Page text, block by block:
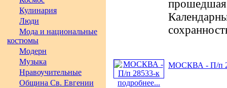
Кулинария
Люди
Мода и национальные
костюмы
Модерн
Музыка
Нравоучительные
Община Св. Евгении
прошедшая
подробнее...
МОСКВА - П/п